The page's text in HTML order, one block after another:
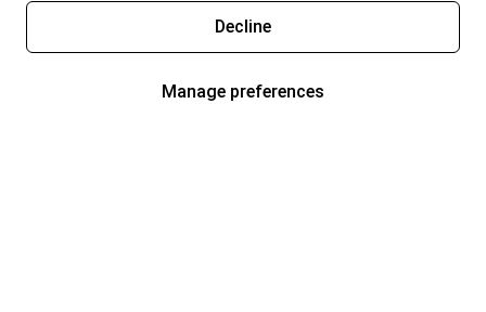
Decline
Manage preferences